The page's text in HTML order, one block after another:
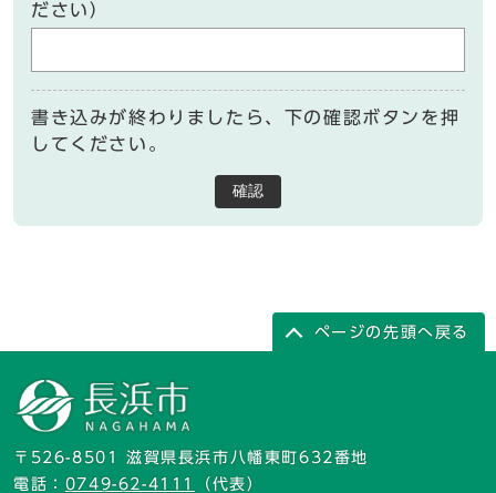
ださい）
書き込みが終わりましたら、下の確認ボタンを押
してください。
確認
ページの先頭へ戻る
〒526-8501 滋賀県長浜市八幡東町632番地
電話： 0749-62-4111 （代表）